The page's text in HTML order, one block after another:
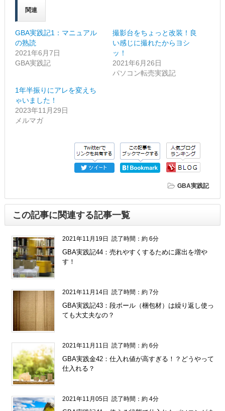
関連
GBA実践記1：マニュアル
の熟読
2021年6月7日
GBA実践記
撮影台をちょっと改装！良
い感じに撮れたからヨシ
ッ！
2021年6月26日
パソコン転売実践記
1年半振りにアレを変えち
ゃいました！
2023年11月29日
メルマガ
GBA実践記
この記事に関連する記事一覧
2021年11月19日 読了時間：約 6分
GBA実践記44：売れやすくするために露出を増や
す！
2021年11月14日 読了時間：約 7分
GBA実践記43：段ボール（梱包材）は繰り返し使っ
ても大丈夫なの？
2021年11月11日 読了時間：約 6分
GBA実践金42：仕入れ値が高すぎる！？どうやって
仕入れる？
2021年11月05日 読了時間：約 4分